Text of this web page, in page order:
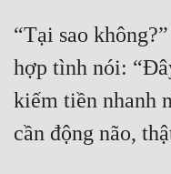
Xuyên Nhanh
Xuyên Sách
Xuyên Thư
Điền Văn
“Tại sao
hợp tình nói:
kiếm tiền nhanh
cần động não,